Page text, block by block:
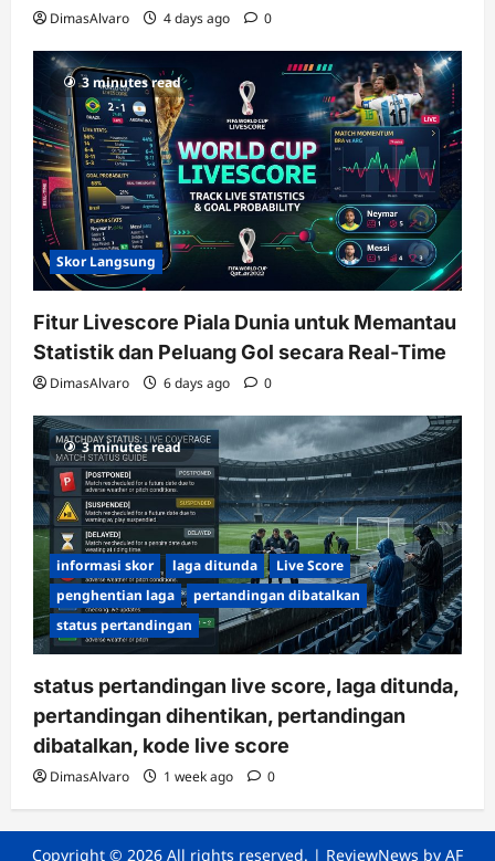
DimasAlvaro 4 days ago 0
3 minutes read
Skor Langsung
Fitur Livescore Piala Dunia untuk Memantau
Statistik dan Peluang Gol secara Real-Time
DimasAlvaro 6 days ago 0
3 minutes read
informasi skor laga ditunda
Live Score
penghentian laga
pertandingan dibatalkan
status pertandingan
status pertandingan live score, laga ditunda,
pertandingan dihentikan, pertandingan
dibatalkan, kode live score
DimasAlvaro 1 week ago 0
Copyright © 2026 All rights reserved. | ReviewNews by AF